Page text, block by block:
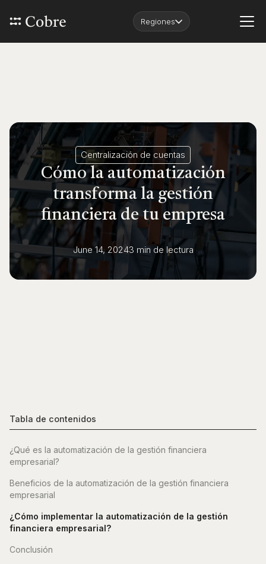
Regiones
Centralización de cuentas
Cómo la automatización
transforma la gestión
financiera de tu empresa
June 14, 20243 min de lectura
Tabla de contenidos
¿Qué es la automatización de la gestión financiera
empresarial?
Beneficios de la automatización de la gestión financiera
empresarial
¿Cómo implementar la automatización de la gestión
financiera empresarial?
Conclusión